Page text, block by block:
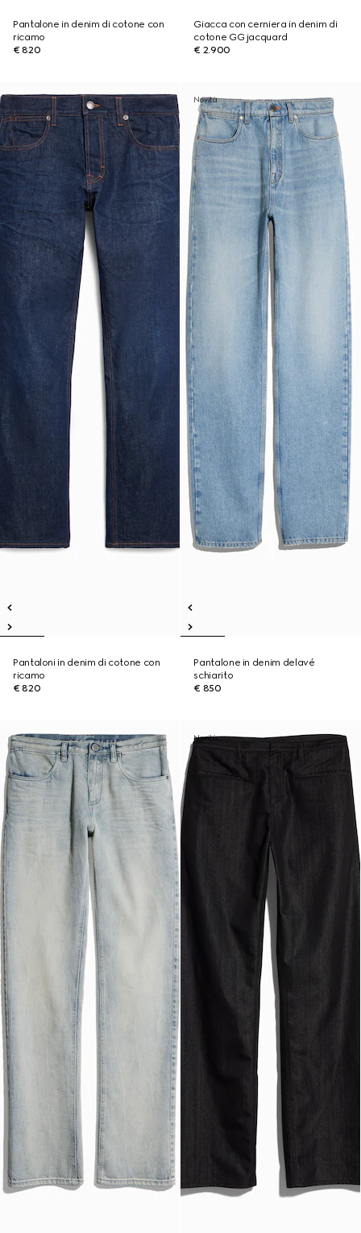
Pantalone in denim di cotone con
ricamo
€ 820
Giacca con cerniera in denim di
cotone GG jacquard
€ 2.900
Pantaloni in denim di cotone con
ricamo
€ 820
Novità
Pantalone in denim delavé
schiarito
€ 850
Novità